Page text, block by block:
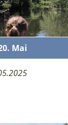
Mai